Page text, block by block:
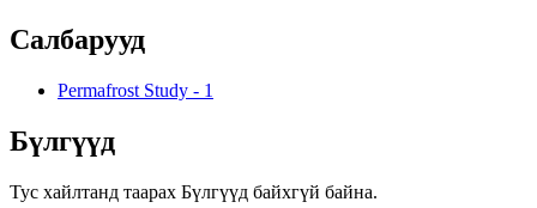
Салбарууд
Permafrost Study - 1
Бүлгүүд
Тус хайлтанд таарах Бүлгүүд байхгүй байна.